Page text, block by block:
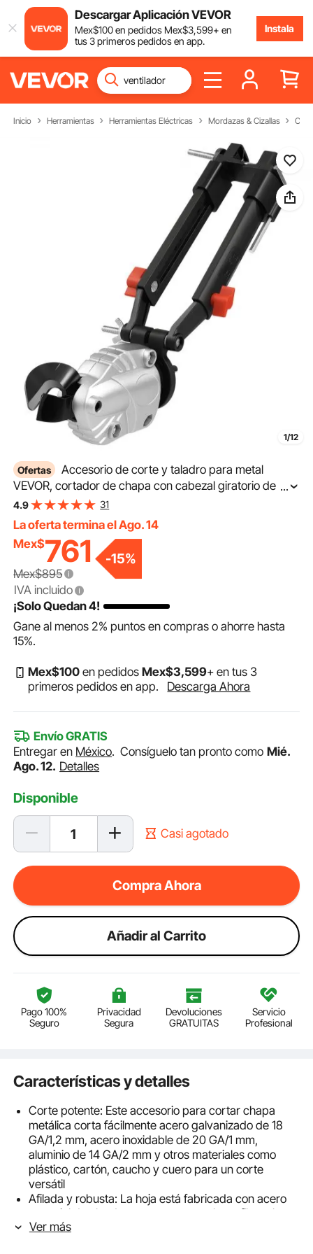
Descargar Aplicación VEVOR
Mex$100en pedidos Mex$3,599+ en
tus 3 primeros pedidos en app.
Instala
Inicio Herramientas Herramientas Eléctricas Mordazas & Cizallas
1/12
Ofertas
Accesorio de corte y taladro para metal
VEVOR, cortador de chapa con cabezal giratorio de
360 grados, hojas afiladas, ideal para acero
galvanizado de calibre 18, acero inoxidable de calibre
20, placas de aluminio, plástico y cartón.
...
4.9 31
La oferta termina el Ago. 14
Mex$761
Mex$895
-15%
IVA incluido
¡Solo Quedan 4!
Gane al menos 2% puntos en compras o ahorre hasta
15%.
Mex$100 en pedidosMex$3,599+ en tus 3
primeros pedidos en app.
Descarga Ahora
Envío GRATIS
Entregar en México.Consíguelo tan pronto como Mié.
Ago. 12. Detalles
Disponible
Casi agotado
Compra Ahora
Añadir al Carrito
Pago 100%
Seguro
Privacidad
Segura
Devoluciones
GRATUITAS
Servicio
Profesional
Características y detalles
Corte potente: Este accesorio para cortar chapa
metálica corta fácilmente acero galvanizado de 18
GA/1,2 mm, acero inoxidable de 20 GA/1 mm,
aluminio de 14 GA/2 mm y otros materiales como
plástico, cartón, caucho y cuero para un corte
versátil
Afilada y robusta: La hoja está fabricada con acero
especial de alta dureza, con un excelente filo y alta
resistencia al desgaste. El accesorio para cizalla
Ver más